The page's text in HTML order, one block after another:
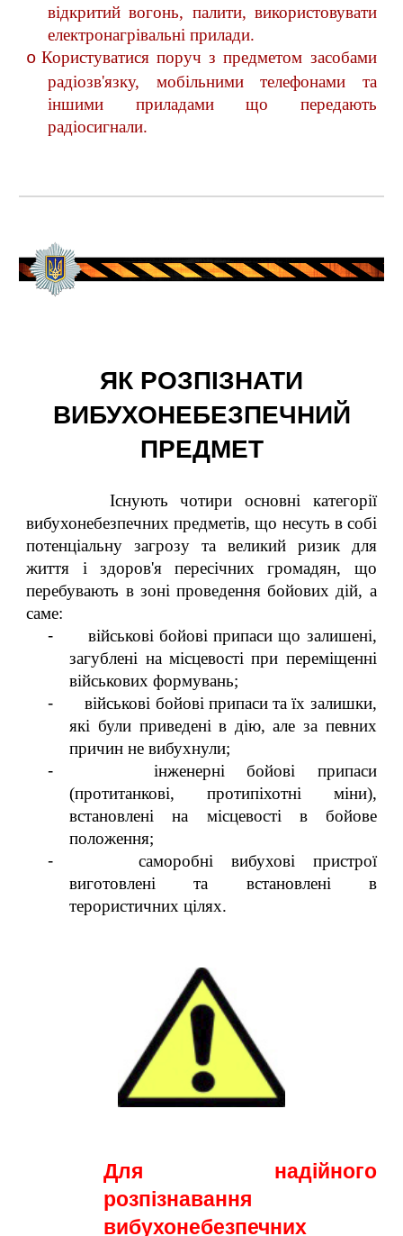
відкритий вогонь, палити, використовувати
електронагрівальні прилади.
o Користуватися поруч з предметом засобами
радіозв'язку, мобільними телефонами та
іншими приладами що передають
радіосигнали.
ЯК РОЗПІЗНАТИ
ВИБУХОНЕБЕЗПЕЧНИЙ
ПРЕДМЕТ
Існують чотири основні категорії
вибухонебезпечних предметів, що несуть в собі
потенціальну загрозу та великий ризик для
життя і здоров'я пересічних громадян, що
перебувають в зоні проведення бойових дій, а
саме:
-
військові бойові припаси що залишені,
загублені на місцевості при переміщенні
військових формувань;
-
військові бойові припаси та їх залишки,
які були приведені в дію, але за певних
причин не вибухнули;
-
інженерні бойові припаси
(протитанкові, протипіхотні міни),
встановлені на місцевості в бойове
положення;
-
саморобні вибухові пристрої
виготовлені та встановлені в
терористичних цілях.
Для надійного
розпізнавання
вибухонебезпечних